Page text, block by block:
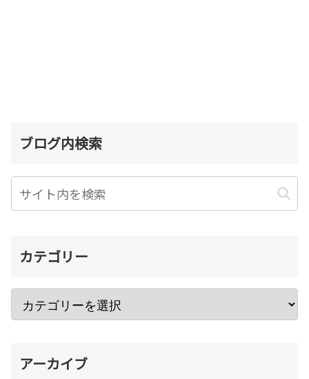
ブログ内検索
カテゴリー
アーカイブ